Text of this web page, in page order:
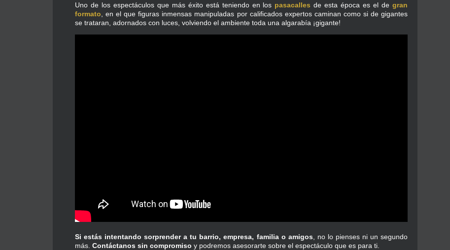
Uno de los espectáculos que más éxito está teniendo en los pasacalles de esta época es el de gran
formato , en el que figuras inmensas manipuladas por calificados expertos caminan como si de gigantes
se trataran, adornados con luces, volviendo el ambiente toda una algarabía ¡gigante!
Si estás intentando sorprender a tu barrio, empresa, familia o amigos , no lo pienses ni un segundo
más. Contáctanos sin compromiso y podremos asesorarte sobre el espectáculo que es para ti.